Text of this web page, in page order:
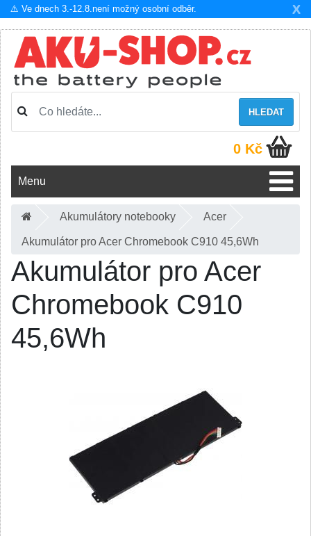
X
⚠️ Ve dnech 3.-12.8.není možný osobní odběr.
HLEDAT
0 Kč
Menu
Akumulátory notebooky Acer
Akumulátor pro Acer Chromebook C910 45,6Wh
Akumulátor pro Acer
Chromebook C910
45,6Wh